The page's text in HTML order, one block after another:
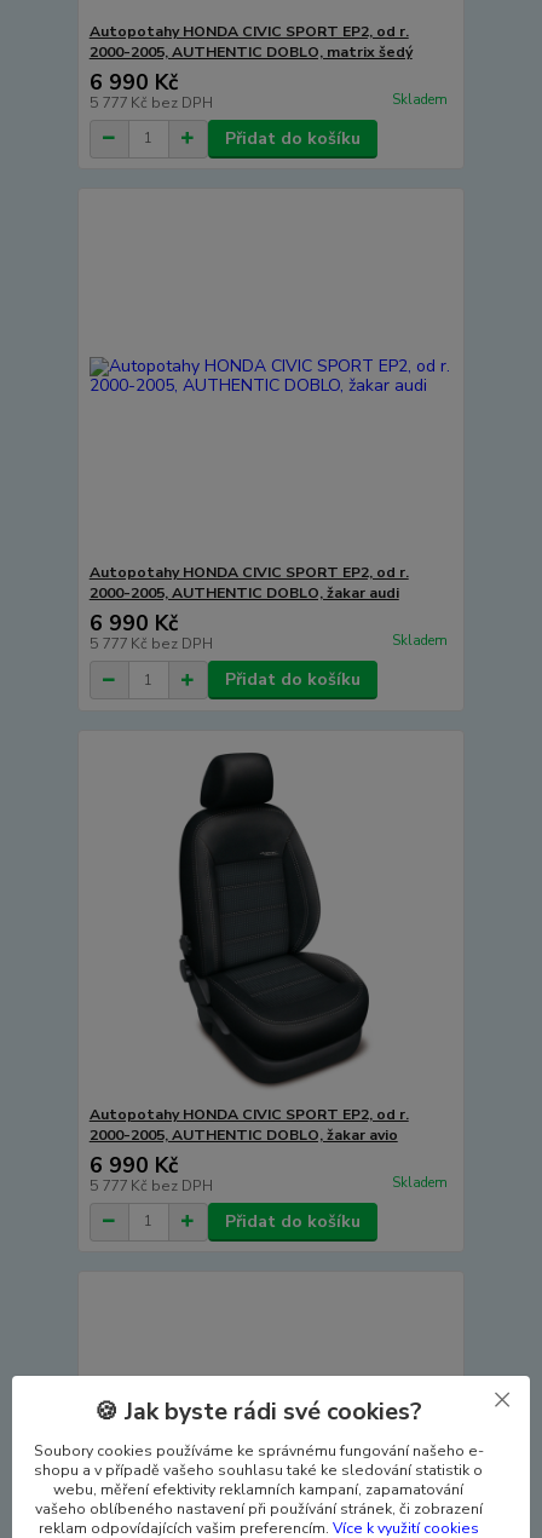
Autopotahy HONDA CIVIC SPORT EP2, od r.
2000-2005, AUTHENTIC DOBLO, matrix šedý
6 990 Kč
5 777 Kč bez DPH Skladem
Přidat do košíku
Autopotahy HONDA CIVIC SPORT EP2, od r.
2000-2005, AUTHENTIC DOBLO, žakar audi
6 990 Kč
5 777 Kč bez DPH Skladem
Přidat do košíku
Autopotahy HONDA CIVIC SPORT EP2, od r.
2000-2005, AUTHENTIC DOBLO, žakar avio
6 990 Kč
5 777 Kč bez DPH Skladem
Přidat do košíku
🍪 Jak byste rádi své cookies?
Soubory cookies používáme ke správnému fungování našeho e-
shopu a v případě vašeho souhlasu také ke sledování statistik o
webu, měření efektivity reklamních kampaní, zapamatování
vašeho oblíbeného nastavení při používání stránek, či zobrazení
reklam odpovídajících vašim preferencím. Více k využití cookies